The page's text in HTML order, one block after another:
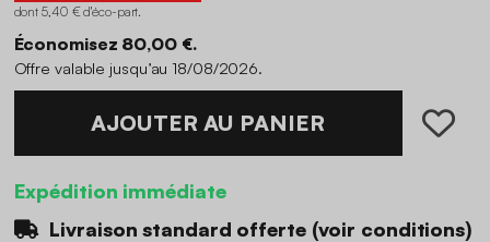
dont 5,40 € d'éco-part.
Économisez 80,00 €.
Offre valable jusqu’au 18/08/2026.
AJOUTER AU PANIER
Expédition immédiate
Livraison standard offerte (voir conditions)